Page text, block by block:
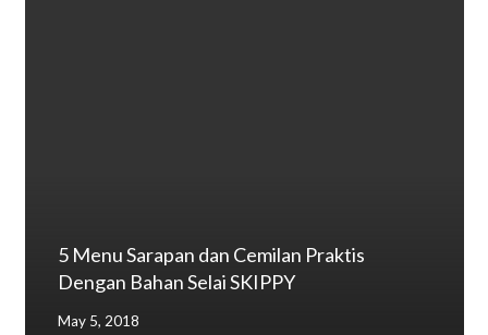
5 Menu Sarapan dan Cemilan Praktis
Dengan Bahan Selai SKIPPY
May 5, 2018